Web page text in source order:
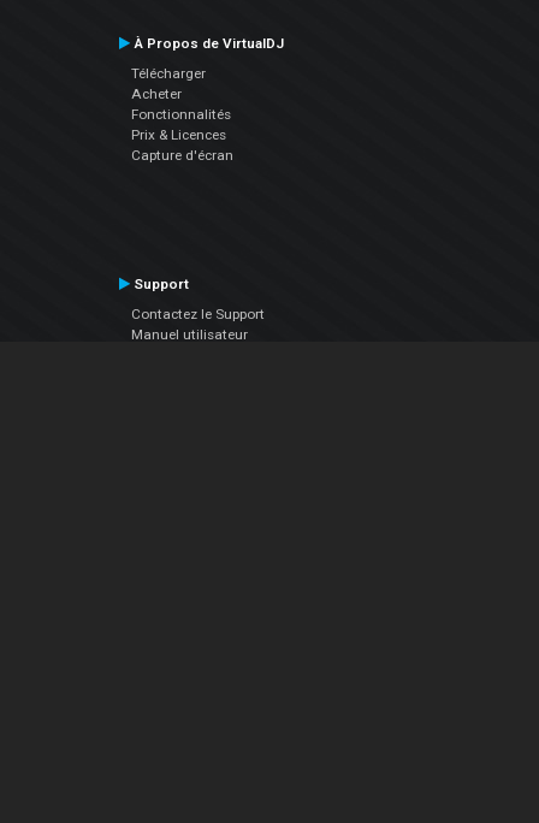
À Propos de VirtualDJ
Télécharger
Acheter
Fonctionnalités
Prix & Licences
Capture d'écran
Support
Contactez le Support
Manuel utilisateur